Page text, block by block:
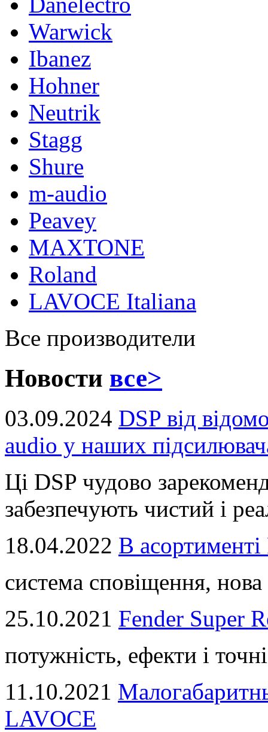
Warwick
Ibanez
Hohner
Neutrik
Stagg
Shure
m-audio
Peavey
MAXTONE
Roland
LAVOCE Italiana
Все производители
Новости все>
03.09.2024 DSP від
audio у наших
Ці DSP чудово
забезпечують чистий і
18.04.2022 В
система сповіщення,
25.10.2021 Fender Super
потужність, ефекти і
11.10.2021
LAVOCE